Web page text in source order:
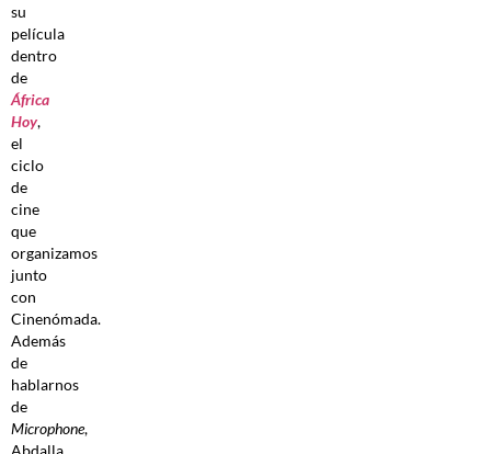
su
película
dentro
de
África
Hoy,
el
ciclo
de
cine
que
organizamos
junto
con
Cinenómada.
Además
de
hablarnos
de
Microphone,
Abdalla